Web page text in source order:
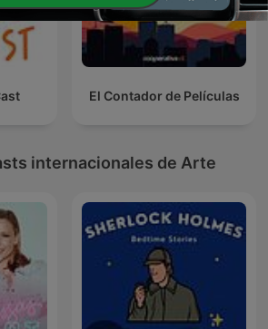
El Contador de Películas
internacionales de Arte